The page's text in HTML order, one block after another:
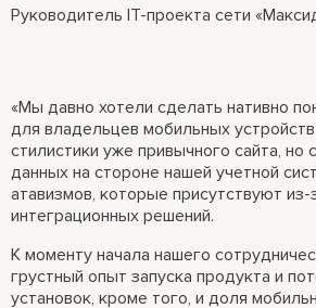
Руководитель IT-проекта сети
«Мы давно хотели сделать нативно
для владельцев мобильных
стилистики уже привычного сайта, но
данных на стороне нашей учетной
атавизмов, которые присутствуют из-
интеграционных решений.
К моменту начала нашего
грустный опыт запуска продукта и
установок, кроме того, и доля